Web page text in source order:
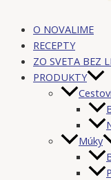
O NOVALIME
RECEPTY
ZO SVETA BEZ
PRODUKTY
Múky